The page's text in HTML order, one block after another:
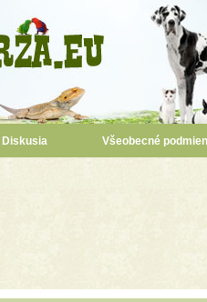
Diskusia Všeobecné